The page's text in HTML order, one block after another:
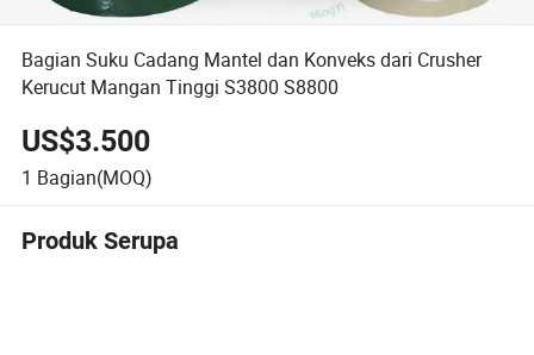
Bagian Suku Cadang Mantel dan Konveks dari Crusher
Kerucut Mangan Tinggi S3800 S8800
US$3.500
1 Bagian(MOQ)
Produk Serupa